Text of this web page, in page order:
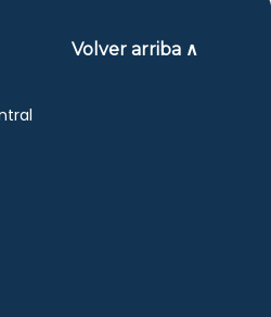
Volver arriba ∧